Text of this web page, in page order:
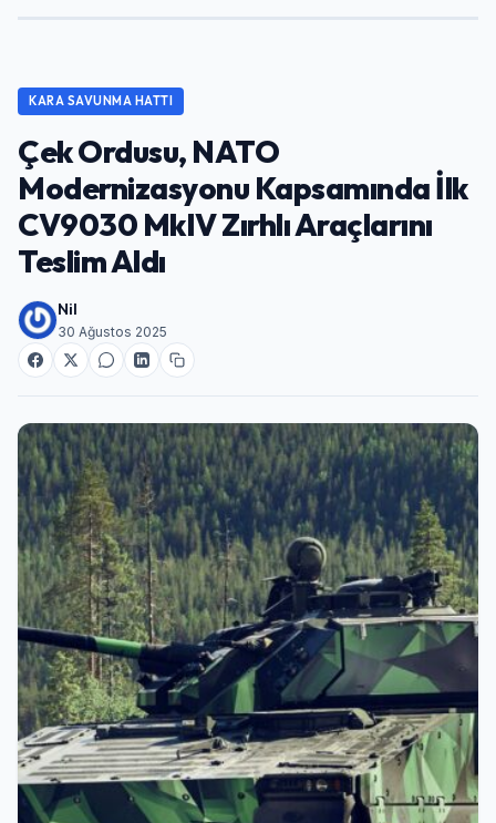
KARA SAVUNMA HATTI
Çek Ordusu, NATO
Modernizasyonu Kapsamında İlk
CV9030 MkIV Zırhlı Araçlarını
Teslim Aldı
Nil
30 Ağustos 2025